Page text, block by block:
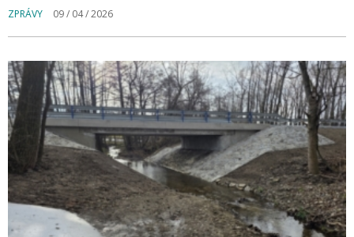
ZPRÁVY 09 / 04 / 2026